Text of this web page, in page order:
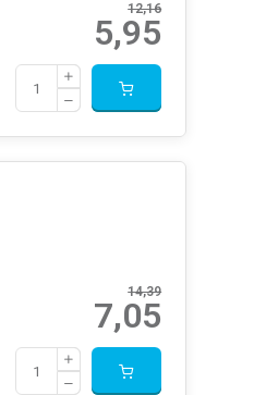
12,16
5,95
14,39
7,05